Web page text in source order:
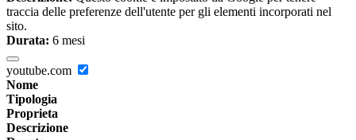
traccia delle preferenze dell'utente per gli elementi incorporati nel
sito.
Durata: 6 mesi
youtube.com
Nome
Tipologia
Proprieta
Descrizione